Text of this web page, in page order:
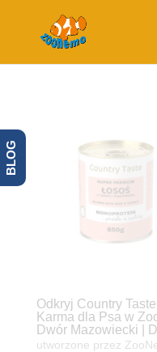
Odkryj Country
Karma dla Psa w
Dwór Mazowiecki |
utworzone przez
BLOG